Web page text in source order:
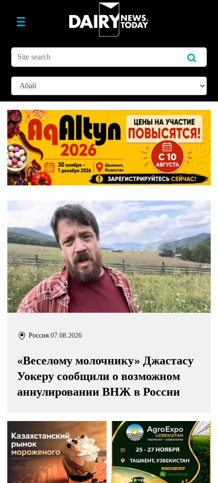
Россия 07.08.2026
«Веселому молочнику» Джастасу
Уокеру сообщили о возможном
аннулировании ВНЖ в России